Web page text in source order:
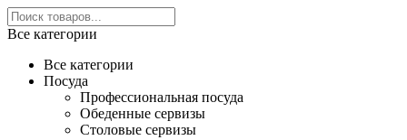
Все категории
Все категории
Посуда
Профессиональная посуда
Обеденные сервизы
Столовые сервизы